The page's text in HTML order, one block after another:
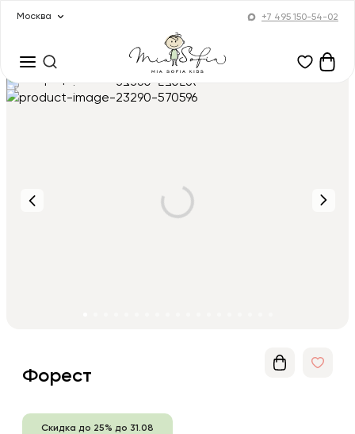
Москва +7 495 150-54-02
Форест
Скидка до 25% до 31.08